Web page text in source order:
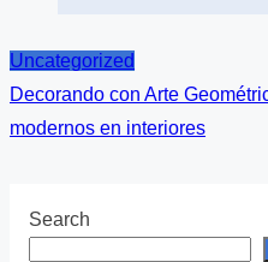
Uncategorized
Decorando con Arte
modernos en interiores
Search